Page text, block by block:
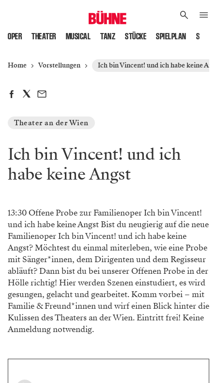
OPER THEATER MUSICAL TANZ STÜCKE SPIELPLAN
Home Vorstellungen Ich bin Vincent! und ich habe keine
Theater an der Wien
Ich bin Vincent! und ich
habe keine Angst
13:30 Offene Probe zur Familienoper Ich bin Vincent!
und ich habe keine Angst Bist du neugierig auf die neue
Familienoper Ich bin Vincent! und ich habe keine
Angst? Möchtest du einmal miterleben, wie eine Probe
mit Sänger*innen, dem Dirigenten und dem Regisseur
abläuft? Dann bist du bei unserer Offenen Probe in der
Hölle richtig! Hier werden Szenen einstudiert, es wird
gesungen, gelacht und gearbeitet. Komm vorbei – mit
Familie & Freund*innen und wirf einen Blick hinter die
Kulissen des Theaters an der Wien. Eintritt frei! Keine
Anmeldung notwendig.